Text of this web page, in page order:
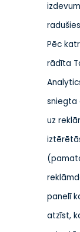
Pēc
rādīta
sniegta
uz
panelī
atzīst,